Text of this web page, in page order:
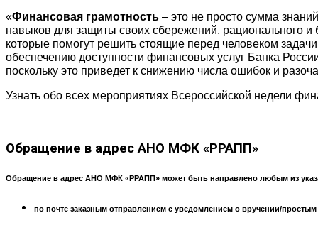
«Финансовая грамотность – это не просто сумма
навыков для защиты своих сбережений, рационального
которые помогут решить стоящие перед человеком
обеспечению доступности финансовых услуг Банка
поскольку это приведет к снижению числа ошибок и
Узнать обо всех мероприятиях Всероссийской недели
Обращение в адрес АНО МФК «РРАПП»
Обращение в адрес АНО МФК «РРАПП» может быть направлено любым из
по почте заказным отправлением с уведомлением о вручении/